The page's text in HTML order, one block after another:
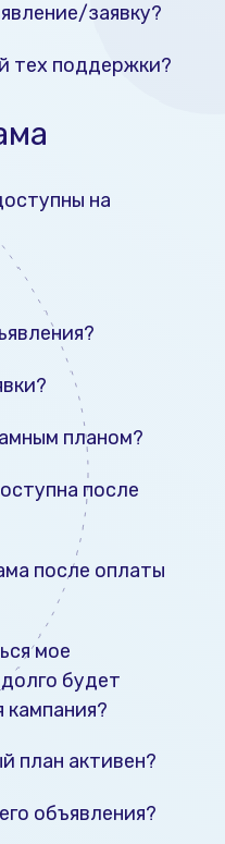
заявку?
тех поддержки?
на
планом?
после
после оплаты
мое
будет
план активен?
объявления?